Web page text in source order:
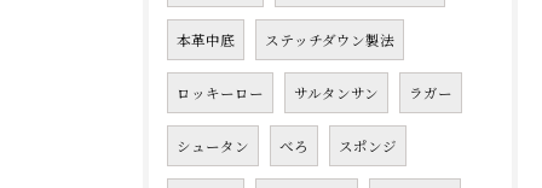
本革中底 ステッチダウン製法
ロッキーロー サルタンサン ラガー
シュータン べろ スポンジ